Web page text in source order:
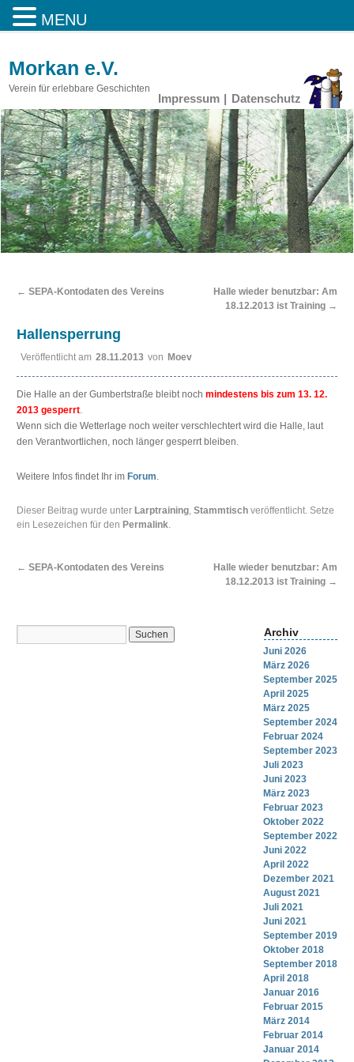
Morkan e.V.
Verein für erlebbare Geschichten
Impressum Datenschutz
← SEPA-Kontodaten des Vereins
Halle wieder benutzbar: Am
18.12.2013 ist Training →
Hallensperrung
Veröffentlicht am 28.11.2013 von Moev
Die Halle an der Gumbertstraße bleibt noch mindestens bis zum 13. 12.
2013 gesperrt.
Wenn sich die Wetterlage noch weiter verschlechtert wird die Halle, laut
den Verantwortlichen, noch länger gesperrt bleiben.
Weitere Infos findet Ihr im Forum.
Dieser Beitrag wurde unter Larptraining, Stammtisch veröffentlicht. Setze
ein Lesezeichen für den Permalink.
← SEPA-Kontodaten des Vereins
Halle wieder benutzbar: Am
18.12.2013 ist Training →
Archiv
Juni 2026
März 2026
September 2025
April 2025
März 2025
September 2024
Februar 2024
September 2023
Juli 2023
Juni 2023
März 2023
Februar 2023
Oktober 2022
September 2022
Juni 2022
April 2022
Dezember 2021
August 2021
Juli 2021
Juni 2021
September 2019
Oktober 2018
September 2018
April 2018
Januar 2016
Februar 2015
März 2014
Februar 2014
Januar 2014
MENU